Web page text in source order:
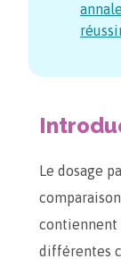
Le dosage
contiennent
différentes